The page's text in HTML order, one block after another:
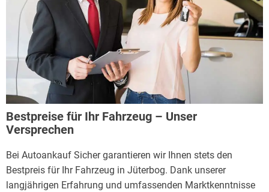
Bestpreise für Ihr Fahrzeug – Unser
Versprechen
Bei Autoankauf Sicher garantieren wir Ihnen stets den
Bestpreis für Ihr Fahrzeug in Jüterbog. Dank unserer
langjährigen Erfahrung und umfassenden Marktkenntnisse